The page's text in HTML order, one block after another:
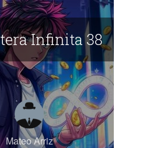
Infinita 38
Mateo Arriz